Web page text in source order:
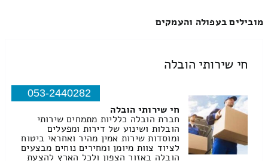
מובילים בעפולה והעמקים
חי שירותי הובלה
053-2440282
חי שירותי הובלה
חברת הובלה כלליות מתמחים שירותי
הובלות ושינוע של דירות ומפעלים
ומוסדות שירות אמין מהיר ואחראי ביטוח
לציוד צוות מיומן ומחירים נוחים מבצעים
הובלה באזור הצפון ולכל הארץ להצעת